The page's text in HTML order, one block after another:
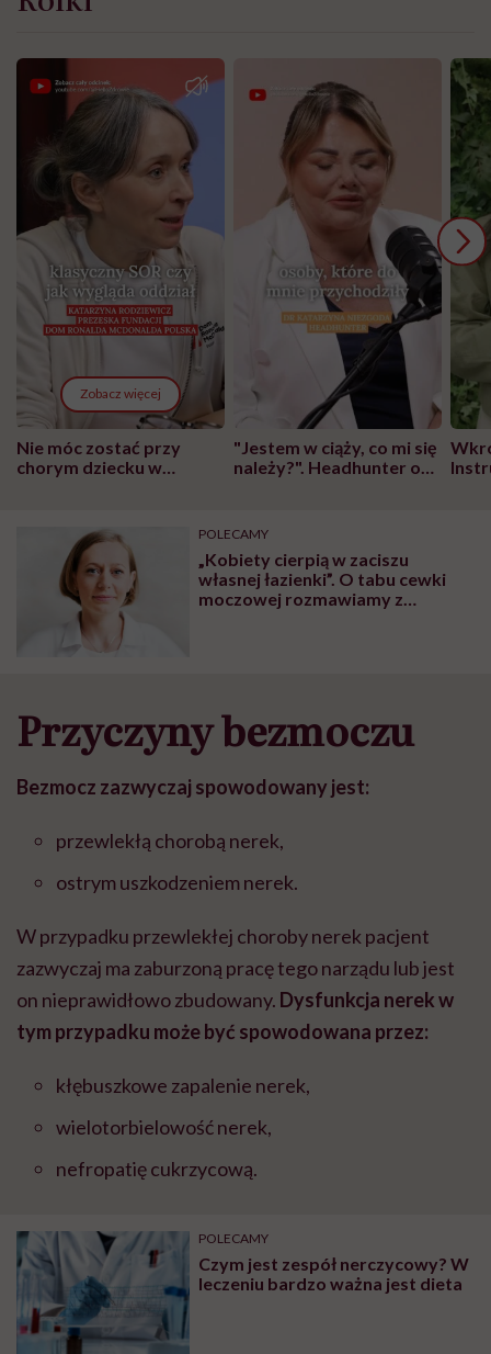
Zobacz więcej
Nie móc zostać przy
chorym dziecku w
może chyba tylko
głupota i brak
wyobraźni"
"Jestem w ciąży, co mi się
należy?". Headhunter o
pracy
POLECAMY
„Kobiety cierpią w zaciszu
własnej łazienki”. O tabu cewki
moczowej rozmawiamy z
Przyczyny bezmoczu
Bezmocz zazwyczaj spowodowany jest:
przewlekłą chorobą nerek,
ostrym uszkodzeniem nerek.
W przypadku przewlekłej choroby nerek pacjent
zazwyczaj ma zaburzoną pracę tego narządu lub jest
on nieprawidłowo zbudowany. Dysfunkcja nerek w
tym przypadku może być spowodowana przez:
kłębuszkowe zapalenie nerek,
wielotorbielowość nerek,
nefropatię cukrzycową.
POLECAMY
Czym jest zespół nerczycowy? W
leczeniu bardzo ważna jest dieta